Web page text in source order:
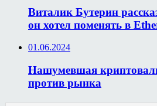
Виталик Бутерин
он хотел поменять в
01.06.2024
Нашумевшая
против рынка